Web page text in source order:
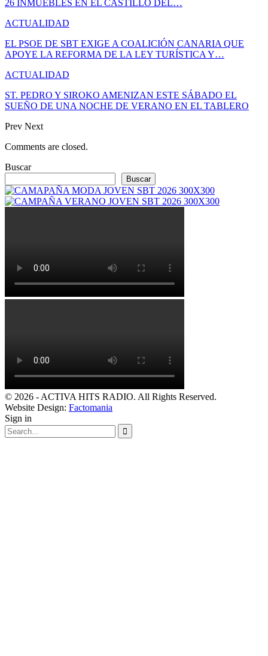
26 INMUEBLES EN EL CASTILLO DEL…
ACTUALIDAD
EL PSOE DE SBT EXIGE A COALICIÓN CANARIA QUE
APOYE LA REFORMA DE LA LEY TURÍSTICA Y…
ACTUALIDAD
ST. PEDRO Y SIROKO AMENIZAN ESTE SÁBADO EL
SUEÑO DE UNA NOCHE DE VERANO EN EL TABLERO
Prev Next
Comments are closed.
Buscar
Buscar
© 2026 - ACTIVA HITS RADIO. All Rights Reserved.
Website Design: Factomania
Sign in